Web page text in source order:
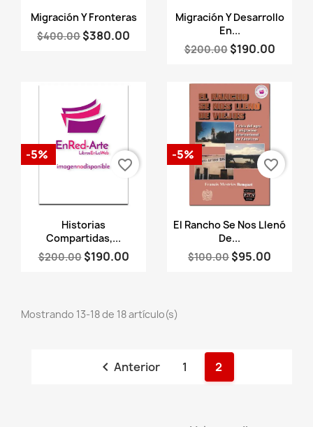
Vista rápida
Migración Y Fronteras
$400.00 $380.00
Vista rápida
Migración Y Desarrollo
En...
$200.00 $190.00
Vista rápida
Historias
Compartidas,...
$200.00 $190.00
-5%
favorite_border
Vista rápida
El Rancho Se Nos Llenó
De...
$100.00 $95.00
-5%
favorite_border
Mostrando 13-18 de 18 artículo(s)
 Anterior 1 2